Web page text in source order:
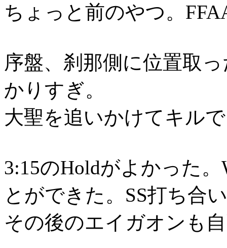
ちょっと前のやつ。
序盤、刹那側に位置取
かりすぎ。
大聖を追いかけてキル
3:15のHoldがよかった
とができた。SS打ち合
その後のエイガオンも